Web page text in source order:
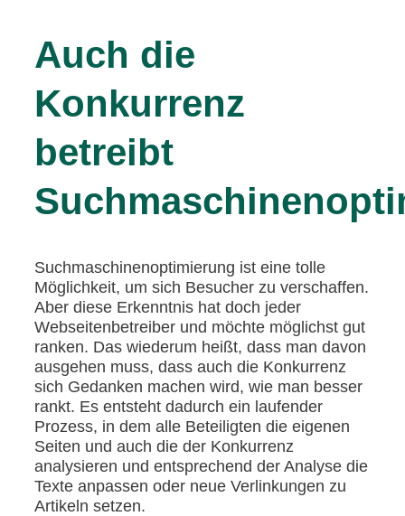
Auch die
Konkurrenz
betreibt
Suchmaschinenoptimierung ist eine tolle
Möglichkeit, um sich Besucher zu verschaffen.
Aber diese Erkenntnis hat doch jeder
Webseitenbetreiber und möchte möglichst gut
ranken. Das wiederum heißt, dass man davon
ausgehen muss, dass auch die Konkurrenz
sich Gedanken machen wird, wie man besser
rankt. Es entsteht dadurch ein laufender
Prozess, in dem alle Beteiligten die eigenen
Seiten und auch die der Konkurrenz
analysieren und entsprechend der Analyse die
Texte anpassen oder neue Verlinkungen zu
Artikeln setzen.